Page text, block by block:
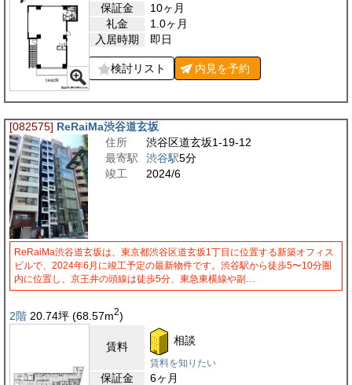
保証金
10ヶ月
礼金
1.0ヶ月
入居時期
即日
検討リスト 内見を予約
[082575] ReRaiMa渋谷道玄坂
住所
渋谷区道玄坂1-19-12
最寄駅
渋谷駅5分
竣工
2024/6
ReRaiMa渋谷道玄坂は、東京都渋谷区道玄坂1丁目に位置する新築オフィス
ビルで、2024年6月に竣工予定の最新物件です。渋谷駅から徒歩5〜10分圏
内に位置し、京王井の頭線は徒歩5分、東急東横線や副…
2階 20.74坪 (68.57m2)
賃料 相談
賃料を知りたい
保証金
6ヶ月